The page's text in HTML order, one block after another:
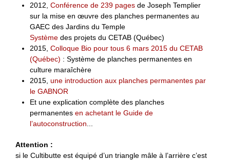
2012,Conférence de 239 pages de Joseph Templier
sur la mise en œuvre des planches permanentes au
GAEC des Jardins du Temple
Système des projets du CETAB (Québec)
2015,Colloque Bio pour tous 6 mars 2015 du CETAB
(Québec) : Système de planches permanentes en
culture maraîchère
2015,une introduction aux planches permanentes par
le GABNOR
Et une explication complète des planches
permanentesen achetant le Guide de
l’autoconstruction
Attention :
si le Cultibutte est équipé d’un triangle mâle à l’arrière c’est